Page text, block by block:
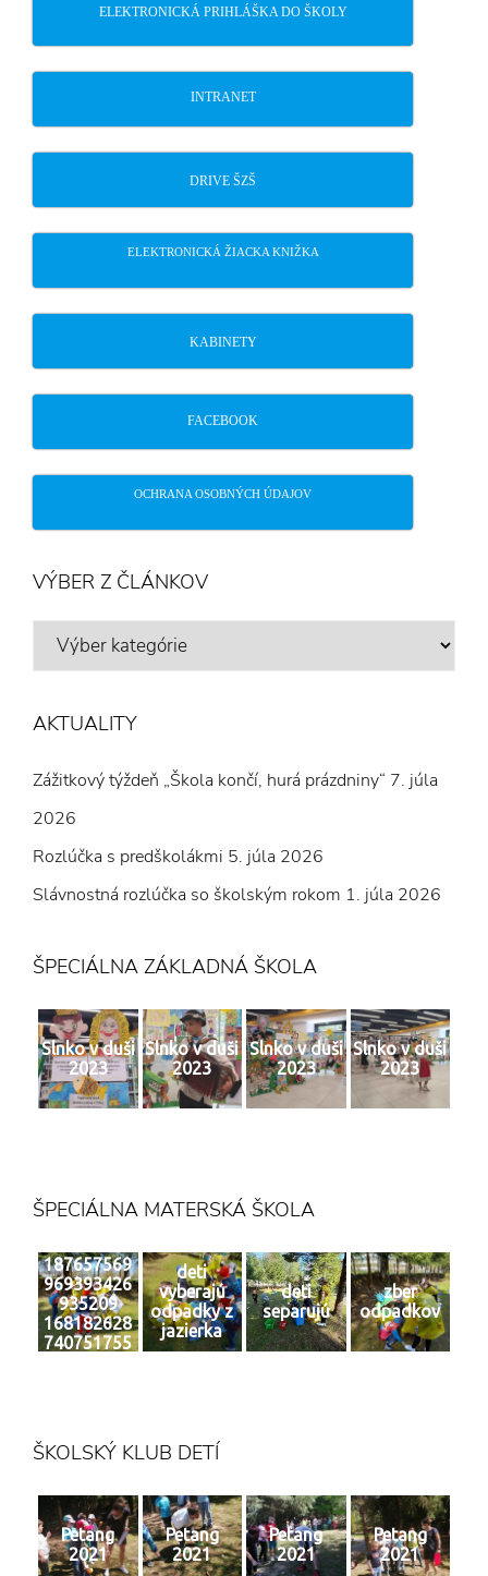
ELEKTRONICKÁ PRIHLÁŠKA DO ŠKOLY
INTRANET
DRIVE ŠZŠ
ELEKTRONICKÁ ŽIACKA KNIŽKA
KABINETY
FACEBOOK
OCHRANA OSOBNÝCH ÚDAJOV
VÝBER Z ČLÁNKOV
VÝBER
AKTUALITY
Zážitkový týždeň „Škola končí, hurá prázdniny“ 7. júla
2026
Rozlúčka s predškolákmi 5. júla 2026
Slávnostná rozlúčka so školským rokom 1. júla 2026
ŠPECIÁLNA ZÁKLADNÁ ŠKOLA
Slnko v duši
2023
Slnko v duši
2023
Slnko v duši
2023
Slnko v duši
2023
ŠPECIÁLNA MATERSKÁ ŠKOLA
187657569
969393426
935209
168182628
740751755
deti
vyberajú
odpadky z
jazierka
deti
separujú
zber
odpadkov
ŠKOLSKÝ KLUB DETÍ
Petang
2021
Petang
2021
Petang
2021
Petang
2021